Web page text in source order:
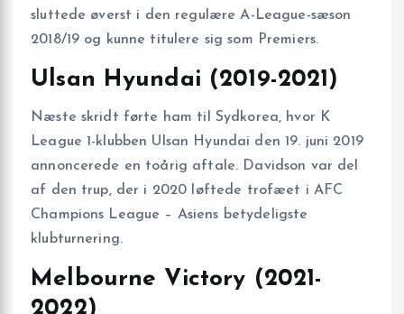
sluttede øverst i den regulære A-League-sæson
2018/19 og kunne titulere sig som Premiers.
Ulsan Hyundai (2019-2021)
Næste skridt førte ham til Sydkorea, hvor K
League 1-klubben Ulsan Hyundai den 19. juni 2019
annoncerede en toårig aftale. Davidson var del
af den trup, der i 2020 løftede trofæet i AFC
Champions League – Asiens betydeligste
klubturnering.
Melbourne Victory (2021-
2022)